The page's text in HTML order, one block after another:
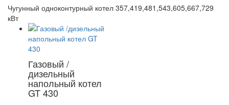
Чугунный одноконтурный котел 357,419,481,543,605,667,729
кВт
Газовый /
дизельный
напольный котел
GT 430